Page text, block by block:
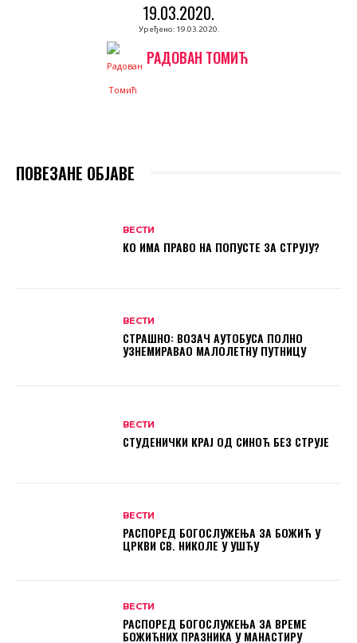
19.03.2020.
Уређено: 19.03.2020.
РАДОВАН ТОМИЋ
ПОВЕЗАНЕ ОБЈАВЕ
ВЕСТИ
КО ИМА ПРАВО НА ПОПУСТЕ ЗА СТРУЈУ?
ВЕСТИ
СТРАШНО: ВОЗАЧ АУТОБУСА ПОЛНО
УЗНЕМИРАВАО МАЛОЛЕТНУ ПУТНИЦУ
ВЕСТИ
СТУДЕНИЧКИ КРАЈ ОД СИНОЋ БЕЗ СТРУЈЕ
ВЕСТИ
РАСПОРЕД БОГОСЛУЖЕЊА ЗА БОЖИЋ У
ЦРКВИ СВ. НИКОЛЕ У УШЋУ
ВЕСТИ
РАСПОРЕД БОГОСЛУЖЕЊА ЗА ВРЕМЕ
БОЖИЋНИХ ПРАЗНИКА У МАНАСТИРУ